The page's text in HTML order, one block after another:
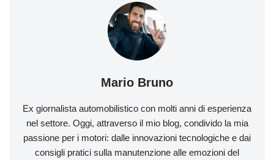
Mario Bruno
Ex giornalista automobilistico con molti anni di esperienza
nel settore. Oggi, attraverso il mio blog, condivido la mia
passione per i motori: dalle innovazioni tecnologiche e dai
consigli pratici sulla manutenzione alle emozioni del